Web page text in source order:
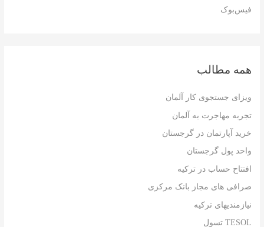
فیس‌بوک
همه مطالب
ویزای جستجوی کار آلمان
تجربه مهاجرت به آلمان
خرید آپارتمان در گرجستان
واحد پول گرجستان
افتتاح حساب در ترکیه
صرافی های مجاز بانک مرکزی
نیازمندیهای ترکیه
TESOL تسول